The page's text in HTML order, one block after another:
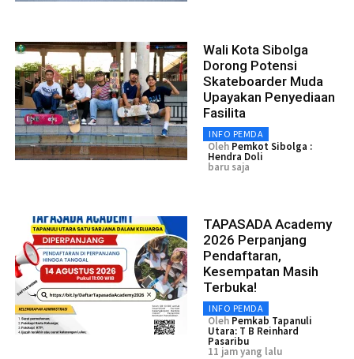
Wali Kota Sibolga
Dorong Potensi
Skateboarder Muda
Upayakan Penyediaan
Fasilita
INFO PEMDA
Oleh Pemkot Sibolga :
Hendra Doli
baru saja
TAPASADA Academy
2026 Perpanjang
Pendaftaran,
Kesempatan Masih
Terbuka!
INFO PEMDA
Oleh Pemkab Tapanuli
Utara: T B Reinhard
Pasaribu
11 jam yang lalu